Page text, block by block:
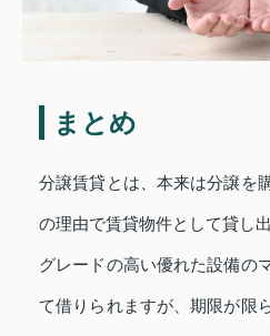
まとめ
分譲賃貸とは、本来は分譲を
の理由で賃貸物件として貸し
グレードの高い優れた設備の
て借りられますが、期限が限